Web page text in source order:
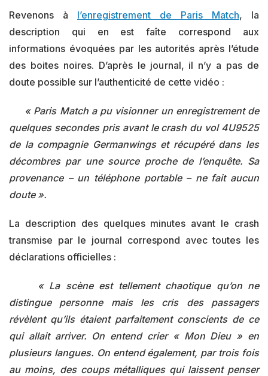
Revenons à l’enregistrement de Paris Match, la
description qui en est faîte correspond aux
informations évoquées par les autorités après l’étude
des boites noires. D’après le journal, il n’y a pas de
doute possible sur l’authenticité de cette vidéo :
« Paris Match a pu visionner un enregistrement de
quelques secondes pris avant le crash du vol 4U9525
de la compagnie Germanwings et récupéré dans les
décombres par une source proche de l’enquête. Sa
provenance – un téléphone portable – ne fait aucun
doute ».
La description des quelques minutes avant le crash
transmise par le journal correspond avec toutes les
déclarations officielles :
« La scène est tellement chaotique qu’on ne
distingue personne mais les cris des passagers
révèlent qu’ils étaient parfaitement conscients de ce
qui allait arriver. On entend crier « Mon Dieu » en
plusieurs langues. On entend également, par trois fois
au moins, des coups métalliques qui laissent penser